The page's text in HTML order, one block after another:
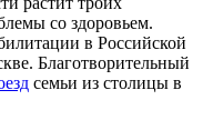
со здоровьем.
в Российской
Благотворительный
семьи из столицы в